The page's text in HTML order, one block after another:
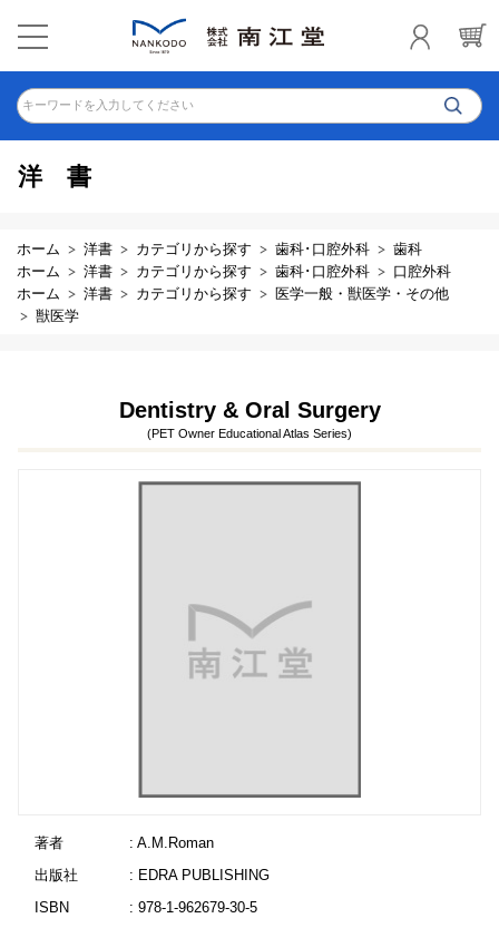
キーワードを入力してください
洋書
ホーム 洋書 カテゴリから探す 歯科･口腔外科
歯科
ホーム
洋書 カテゴリから探す 歯科･口腔外科
口腔外科
ホーム
洋書 カテゴリから探す
医学一般・獣医学・その他
獣医学
Dentistry & Oral Surgery
(PET Owner Educational Atlas Series)
著者
: A.M.Roman
出版社
: EDRA PUBLISHING
ISBN
: 978-1-962679-30-5